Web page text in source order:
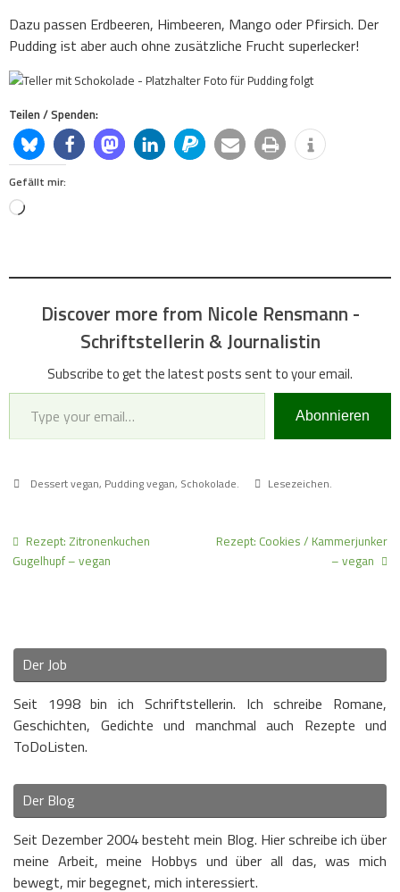
Dazu passen Erdbeeren, Himbeeren, Mango oder Pfirsich. Der
Pudding ist aber auch ohne zusätzliche Frucht superlecker!
Teilen / Spenden:
Gefällt mir:
Loading…
Discover more from Nicole Rensmann -
Schriftstellerin & Journalistin
Subscribe to get the latest posts sent to your email.
Type your email…
Abonnieren
Dessert vegan, Pudding vegan, Schokolade. Lesezeichen.
Rezept: Zitronenkuchen
Gugelhupf – vegan
Rezept: Cookies / Kammerjunker
– vegan
Der Job
Seit 1998 bin ich Schriftstellerin. Ich schreibe Romane,
Geschichten, Gedichte und manchmal auch Rezepte und
ToDoListen.
Der Blog
Seit Dezember 2004 besteht mein Blog. Hier schreibe ich über
meine Arbeit, meine Hobbys und über all das, was mich
bewegt, mir begegnet, mich interessiert.